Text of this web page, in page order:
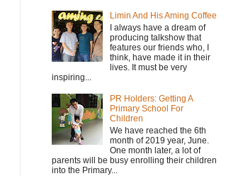
Limin And His Aming Coffee
I always have a dream of
producing talkshow that
features our friends who, I
think, have made it in their
lives. It must be very
inspiring...
PR Holders: Getting A
Primary School For
Children
We have reached the 6th
month of 2019 year, June.
One month later, a lot of
parents will be busy enrolling their children
into the Primary...